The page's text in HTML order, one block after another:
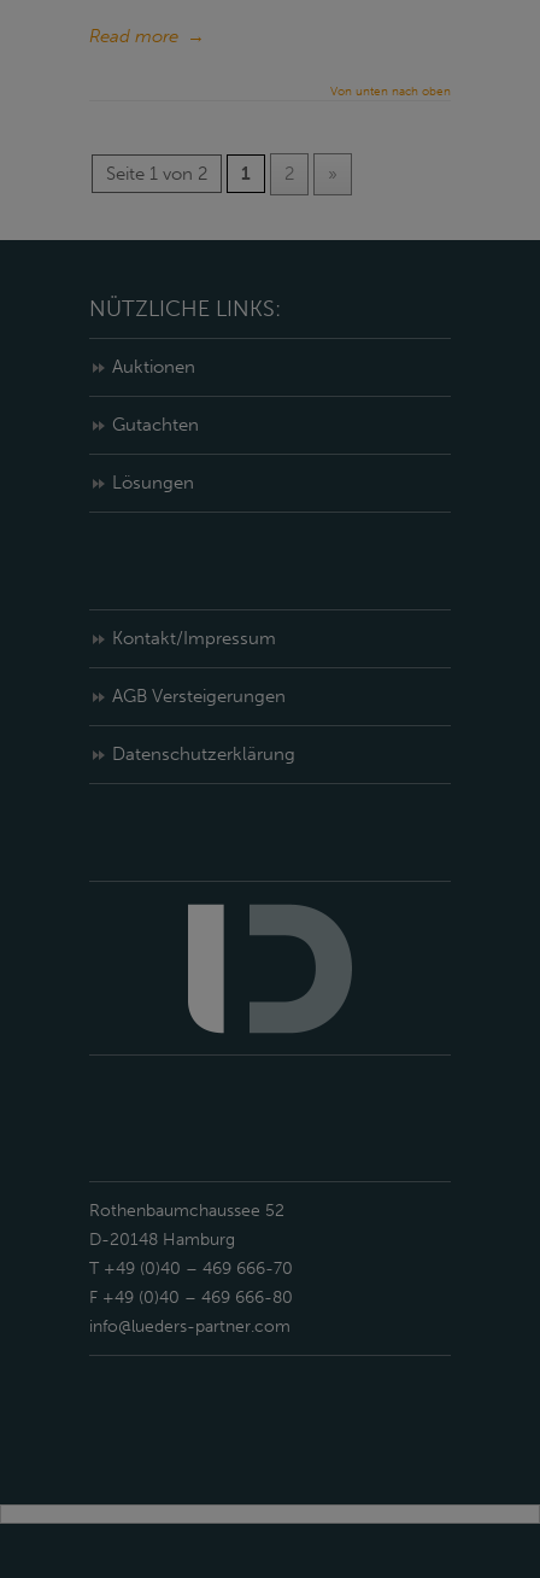
Read more →
Von unten nach oben
Seite 1 von 2 1 2 »
NÜTZLICHE LINKS:
Auktionen
Gutachten
Lösungen
Kontakt/Impressum
AGB Versteigerungen
Datenschutzerklärung
Rothenbaumchaussee 52
D-20148 Hamburg
T +49 (0)40 – 469 666-70
F +49 (0)40 – 469 666-80
info@lueders-partner.com